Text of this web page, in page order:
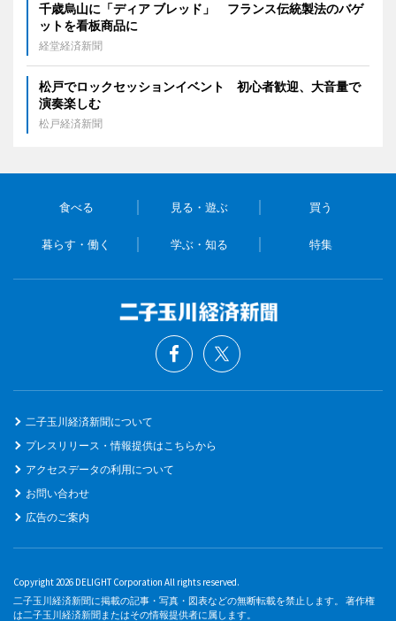
千歳烏山に「ディア ブレッド」 フランス伝統製法のバゲ
ットを看板商品に
経堂経済新聞
松戸でロックセッションイベント 初心者歓迎、大音量で
演奏楽しむ
松戸経済新聞
食べる 見る・遊ぶ 買う
暮らす・働く 学ぶ・知る 特集
二子玉川経済新聞について
プレスリリース・情報提供はこちらから
アクセスデータの利用について
お問い合わせ
広告のご案内
Copyright 2026 DELIGHT Corporation All rights reserved.
二子玉川経済新聞に掲載の記事・写真・図表などの無断転載を禁止します。 著作権
は二子玉川経済新聞またはその情報提供者に属します。